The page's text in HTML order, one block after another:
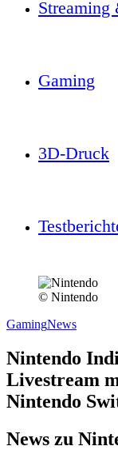
Gaming
3D-Druck
© Nintendo
GamingNews
Nintendo
Livestream
Nintendo
News zu